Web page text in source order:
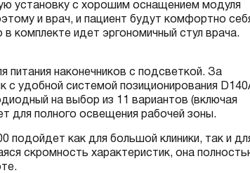
установку с хорошим оснащением модуля
и врач, и пациент будут комфортно
комплекте идет эргономичный стул врача.
питания наконечников с подсветкой. За
с удобной системой позиционирования
на выбор из 11 вариантов (включая
для полного освещения рабочей зоны.
подойдет как для большой клиники, так и
скромность характеристик, она